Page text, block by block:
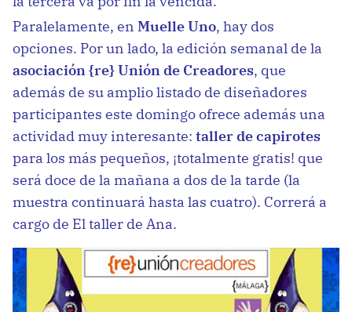
Paralelamente, en Muelle Uno, hay dos
opciones. Por un lado, la edición semanal de la
asociación {re} Unión de Creadores, que
además de su amplio listado de diseñadores
participantes este domingo ofrece además una
actividad muy interesante: taller de capirotes
para los más pequeños, ¡totalmente gratis! que
será doce de la mañana a dos de la tarde (la
muestra continuará hasta las cuatro). Correrá a
cargo de El taller de Ana.